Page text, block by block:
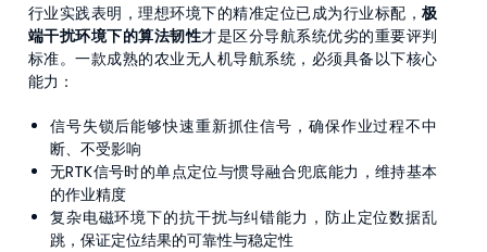
行业实践表明，理想环境下的精准定位已成为行业标配，极
端干扰环境下的算法韧性才是区分导航系统优劣的重要评判
标准。一款成熟的农业无人机导航系统，必须具备以下核心
能力：
信号失锁后能够快速重新抓住信号，确保作业过程不中
断、不受影响
无RTK信号时的单点定位与惯导融合兜底能力，维持基本
的作业精度
复杂电磁环境下的抗干扰与纠错能力，防止定位数据乱
跳，保证定位结果的可靠性与稳定性